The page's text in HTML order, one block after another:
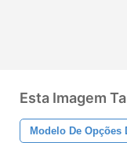
Esta Imagem
Modelo De Opções